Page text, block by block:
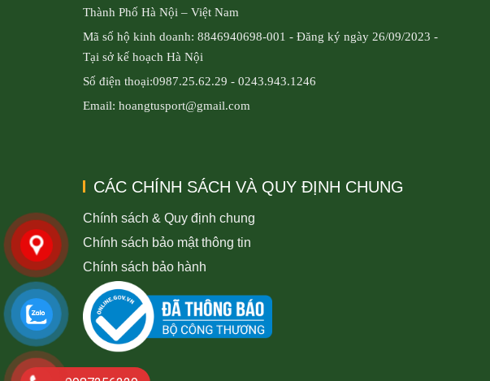
Thành Phố Hà Nội – Việt Nam
Mã số hộ kinh doanh: 8846940698-001 - Đăng ký ngày 26/09/2023 -
Tại sở kế hoạch Hà Nội
Số điện thoại:0987.25.62.29 - 0243.943.1246
Email: hoangtusport@gmail.com
CÁC CHÍNH SÁCH VÀ QUY ĐỊNH CHUNG
Chính sách & Quy định chung
Chính sách bảo mật thông tin
Chính sách bảo hành